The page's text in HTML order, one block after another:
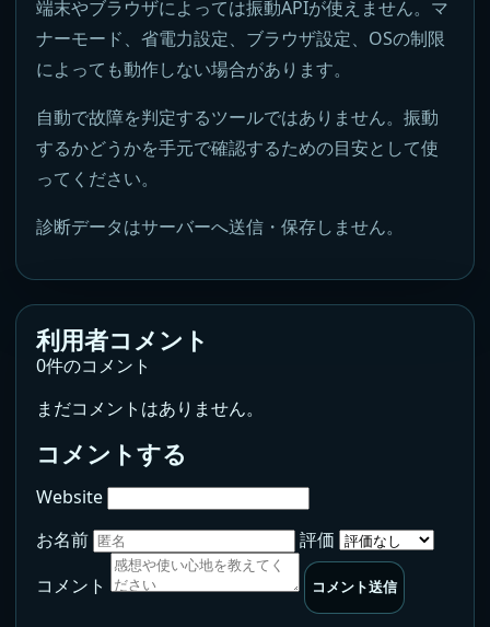
端末やブラウザによっては振動APIが使えません。マ
ナーモード、省電力設定、ブラウザ設定、OSの制限
によっても動作しない場合があります。
自動で故障を判定するツールではありません。振動
するかどうかを手元で確認するための目安として使
ってください。
診断データはサーバーへ送信・保存しません。
利用者コメント
0件のコメント
まだコメントはありません。
コメントする
Website
お名前
評価
コメント
コメント送信